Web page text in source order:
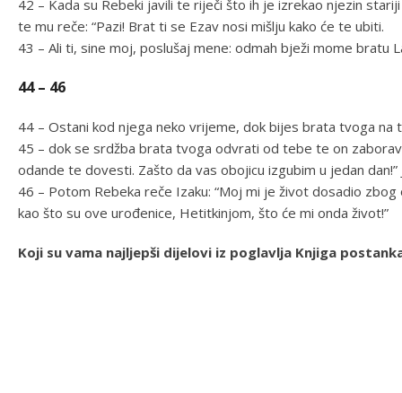
42 – Kada su Rebeki javili te riječi što ih je izrekao njezin
te mu reče: “Pazi! Brat ti se Ezav nosi mišlju kako će te ubiti.
43 – Ali ti, sine moj, poslušaj mene: odmah bježi mome bratu
44 – 46
44 – Ostani kod njega neko vrijeme, dok bijes brata tvoga na
45 – dok se srdžba brata tvoga odvrati od tebe te on
odande te dovesti. Zašto da vas obojicu izgubim u jedan dan!”
46 – Potom Rebeka reče Izaku: “Moj mi je život dosadio
kao što su ove urođenice, Hetitkinjom, što će mi onda život!”
Koji su vama najljepši dijelovi iz poglavlja Knjiga